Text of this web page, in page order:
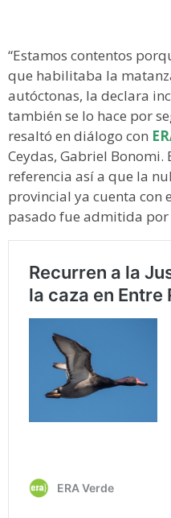
“Estamos contentos
que habilitaba la
autóctonas, la declara
también se lo hace por
resaltó en diálogo con
Ceydas, Gabriel Bonomi.
referencia así a que la
provincial ya cuenta con
pasado fue admitida por